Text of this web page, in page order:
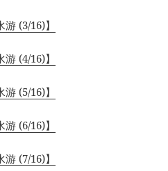
(3/16)】
(4/16)】
(5/16)】
(6/16)】
(7/16)】